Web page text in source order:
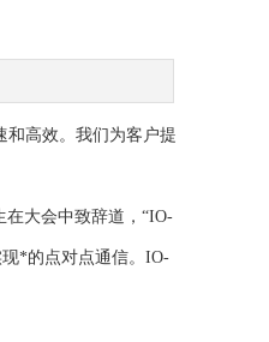
和高效。我们为客户提
在大会中致辞道，“IO-
*的点对点通信。IO-